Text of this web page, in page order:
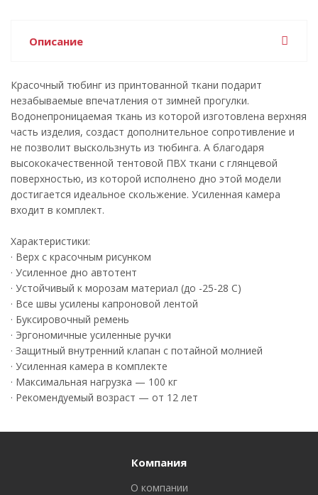
Описание
Красочный тюбинг из принтованной ткани подарит
незабываемые впечатления от зимней прогулки.
Водонепроницаемая ткань из которой изготовлена верхняя
часть изделия, создаст дополнительное сопротивление и
не позволит выскользнуть из тюбинга. А благодаря
высококачественной тентовой ПВХ ткани с глянцевой
поверхностью, из которой исполнено дно этой модели
достигается идеальное скольжение. Усиленная камера
входит в комплект.
Характеристики:
· Верх с красочным рисунком
· Усиленное дно автотент
· Устойчивый к морозам материал (до -25-28 С)
· Все швы усилены капроновой лентой
· Буксировочный ремень
· Эргономичные усиленные ручки
· Защитный внутренний клапан с потайной молнией
· Усиленная камера в комплекте
· Максимальная нагрузка — 100 кг
· Рекомендуемый возраст — от 12 лет
Компания
О компании